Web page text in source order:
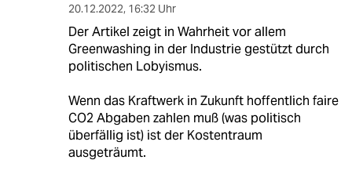
20.12.2022, 16:32 Uhr
Der Artikel zeigt in Wahrheit vor allem
Greenwashing in der Industrie gestützt durch
politischen Lobyismus.
Wenn das Kraftwerk in Zukunft hoffentlich faire
CO2 Abgaben zahlen muß (was politisch
überfällig ist) ist der Kostentraum
ausgeträumt.